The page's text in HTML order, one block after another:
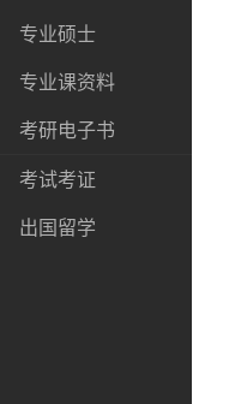
专业硕士
专业课资料
考研电子书
考试考证
出国留学